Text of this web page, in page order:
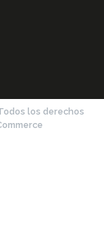
los derechos